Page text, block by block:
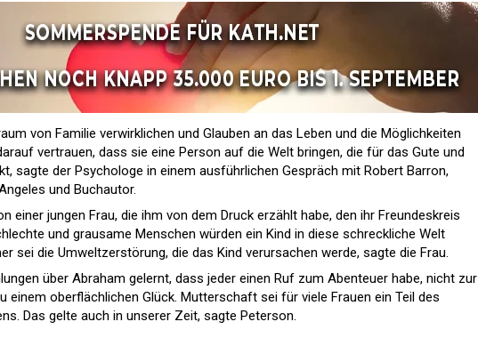
von Familie verwirklichen und Glauben an das Leben und die Möglichkeiten
vertrauen, dass sie eine Person auf die Welt bringen, die für das Gute und
sagte der Psychologe in einem ausführlichen Gespräch mit Robert Barron,
und Buchautor.
einer jungen Frau, die ihm von dem Druck erzählt habe, den ihr Freundeskreis
und grausame Menschen würden ein Kind in diese schreckliche Welt
sei die Umweltzerstörung, die das Kind verursachen werde, sagte die Frau.
über Abraham gelernt, dass jeder einen Ruf zum Abenteuer habe, nicht zur
einem oberflächlichen Glück. Mutterschaft sei für viele Frauen ein Teil des
Das gelte auch in unserer Zeit, sagte Peterson.